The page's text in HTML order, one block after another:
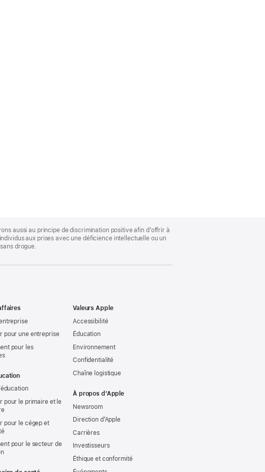
aussi au principe de discrimination positive afin d’offrir à
aux prises avec une déficience intellectuelle ou un
drogue.
pour une entreprise
pour les
pour le primaire et le
pour le cégep et
pour le secteur de
Valeurs Apple
Accessibilité
Éducation
Environnement
Confidentialité
Chaîne logistique
À propos d’Apple
Newsroom
Direction d’Apple
Carrières
Investisseurs
Éthique et conformité